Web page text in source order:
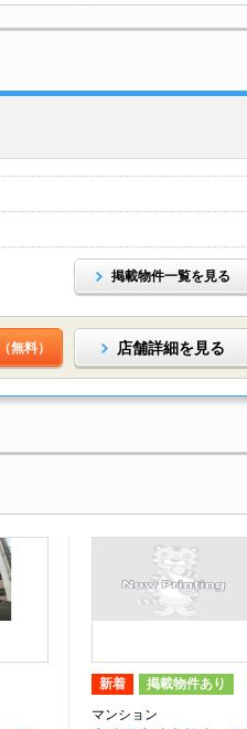
掲載物件一覧を見る
無料） 店舗詳細を見る
新着 掲載物件あり
マンション